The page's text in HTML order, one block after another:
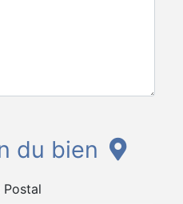
du bien
Postal